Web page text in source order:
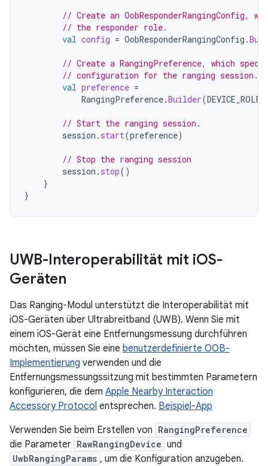
// Create an OobResponderRangingConfig,
// the responder role.
val config = OobResponderRangingConfig .
// Create a RangingPreference, which
// configuration for the ranging session.
val preference =
RangingPreference.Builder(
// Start the ranging session.
session . start(preference)
// Stop the ranging session
session . stop()
}
}
UWB-Interoperabilität mit iOS-
Geräten
Das Ranging-Modul unterstützt die Interoperabilität mit
iOS-Geräten über Ultrabreitband (UWB). Wenn Sie mit
einem iOS-Gerät eine Entfernungsmessung durchführen
möchten, müssen Sie eine benutzerdefinierte OOB-
Implementierung verwenden und die
Entfernungsmessungssitzung mit bestimmten Parametern
konfigurieren, die dem Apple Nearby Interaction
Accessory Protocol entsprechen. Beispiel-App
Verwenden Sie beim Erstellen von RangingPreference
die Parameter RawRangingDevice und
UwbRangingParams , um die Konfiguration anzugeben.